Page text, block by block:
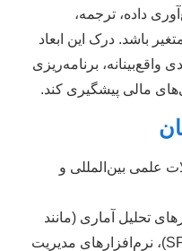
داده، ترجمه،
باشد. درک این ابعاد
واقع‌بینانه، برنامه‌ریزی
مالی پیشگیری کند.
علمی بین‌المللی و
تحلیل آماری (مانند
SPSS، AMOS، SmartPLS، R)، نرم‌افزارهای مدیریت